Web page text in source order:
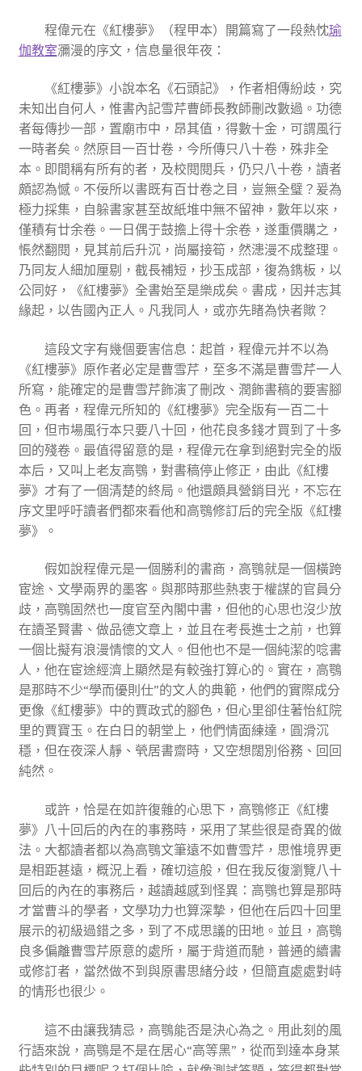
程偉元在《紅樓夢》（程甲本）開篇寫了一段熱忱瑜
伽教室瀰漫的序文，信息量很年夜：
《紅樓夢》小說本名《石頭記》，作者相傳紛歧，究
未知出自何人，惟書內記雪芹曹師長教師刪改數過。功德
者每傳抄一部，置廟市中，昂其值，得數十金，可謂風行
一時者矣。然原目一百廿卷，今所傳只八十卷，殊非全
本。即間稱有所有的者，及校閱閱兵，仍只八十卷，讀者
頗認為憾。不佞所以書既有百廿卷之目，豈無全璧？爰為
極力採集，自躲書家甚至故紙堆中無不留神，數年以來，
僅積有廿余卷。一日偶于鼓擔上得十余卷，遂重價購之，
悵然翻閱，見其前后升沉，尚屬接筍，然漶漫不成整理。
乃同友人細加厘剔，截長補短，抄玉成部，復為鐫板，以
公同好，《紅樓夢》全書始至是樂成矣。書成，因并志其
緣起，以告國內正人。凡我同人，或亦先睹為快者歟？
這段文字有幾個要害信息：起首，程偉元并不以為
《紅樓夢》原作者必定是曹雪芹，至多不滿是曹雪芹一人
所寫，能確定的是曹雪芹飾演了刪改、潤飾書稿的要害腳
色。再者，程偉元所知的《紅樓夢》完全版有一百二十
回，但市場風行本只要八十回，他花良多錢才買到了十多
回的殘卷。最值得留意的是，程偉元在拿到絕對完全的版
本后，又叫上老友高鶚，對書稿停止修正，由此《紅樓
夢》才有了一個清楚的終局。他還頗具營銷目光，不忘在
序文里呼吁讀者們都來看他和高鶚修訂后的完全版《紅樓
夢》。
假如說程偉元是一個勝利的書商，高鶚就是一個橫跨
宦途、文學兩界的墨客。與那時那些熱衷于權謀的官員分
歧，高鶚固然也一度官至內閣中書，但他的心思也沒少放
在讀圣賢書、做品德文章上，並且在考長進士之前，也算
一個比擬有浪漫情懷的文人。但他也不是一個純潔的唸書
人，他在宦途經濟上顯然是有較強打算心的。實在，高鶚
是那時不少“學而優則仕”的文人的典範，他們的實際成分
更像《紅樓夢》中的賈政式的腳色，但心里卻住著怡紅院
里的賈寶玉。在白日的朝堂上，他們情面練達，圓滑沉
穩，但在夜深人靜、煢居書齋時，又空想闊別俗務、回回
純然。
或許，恰是在如許復雜的心思下，高鶚修正《紅樓
夢》八十回后的內在的事務時，采用了某些很是奇異的做
法。大都讀者都以為高鶚文筆遠不如曹雪芹，思惟境界更
是相距甚遠，概況上看，確切這般，但在我反復瀏覽八十
回后的內在的事務后，越讀越感到怪異：高鶚也算是那時
才當曹斗的學者，文學功力也算深摯，但他在后四十回里
展示的初級過錯之多，到了不成思議的田地。並且，高鶚
良多偏離曹雪芹原意的處所，屬于背道而馳，普通的續書
或修訂者，當然做不到與原書思緒分歧，但簡直處處對峙
的情形也很少。
這不由讓我猜忌，高鶚能否是決心為之。用此刻的風
行語來說，高鶚是不是在居心“高等黑”，從而到達本身某